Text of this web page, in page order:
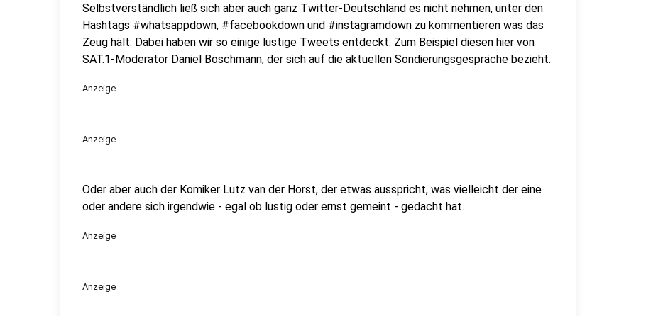
Selbstverständlich ließ sich aber auch ganz Twitter-Deutschland es nicht nehmen, unter den
Hashtags #whatsappdown, #facebookdown und #instagramdown zu kommentieren was das
Zeug hält. Dabei haben wir so einige lustige Tweets entdeckt. Zum Beispiel diesen hier von
SAT.1-Moderator Daniel Boschmann, der sich auf die aktuellen Sondierungsgespräche bezieht.
Anzeige
Anzeige
Oder aber auch der Komiker Lutz van der Horst, der etwas ausspricht, was vielleicht der eine
oder andere sich irgendwie - egal ob lustig oder ernst gemeint - gedacht hat.
Anzeige
Anzeige